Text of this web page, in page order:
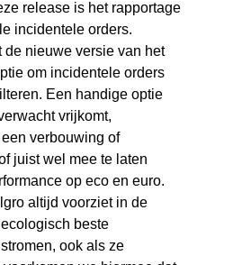
release is het rapportage
incidentele orders.
de nieuwe versie van het
om incidentele orders
Een handige optie
vrijkomt,
verbouwing of
juist wel mee te laten
op eco en euro.
altijd voorziet in de
beste
ook als ze